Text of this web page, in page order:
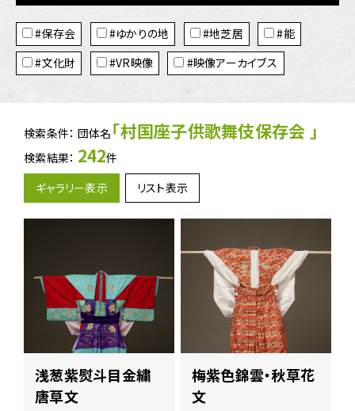
タ
グ #保存会 #ゆかりの地 #地芝居
#能
#文化財
#VR映像 #映像アーカイブス
検索条件： 団体名 「村国座子供歌舞伎保存会 」
検索結果： 242件
ギャラリー表示
リスト表示
浅葱紫熨斗目金繍
唐草文
梅紫色錦雲・秋草花
文